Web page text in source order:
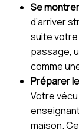
Se
d’arriver
suite votre
passage,
comme
Préparer
Votre
maison.